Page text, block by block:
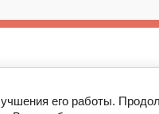
443087, г. Самара,
его работы.